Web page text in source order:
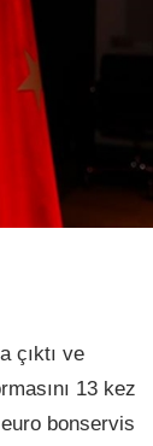
çıktı ve
13 kez
bonservis